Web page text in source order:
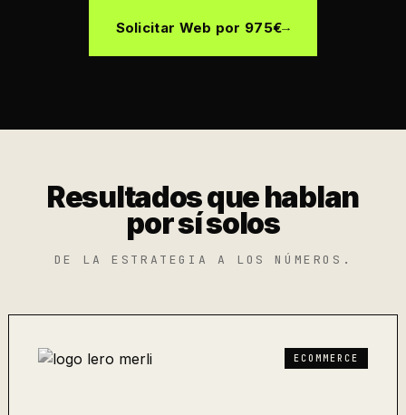
Solicitar Web por 975€
Resultados que hablan
por sí solos
DE LA ESTRATEGIA A LOS NÚMEROS.
ECOMMERCE